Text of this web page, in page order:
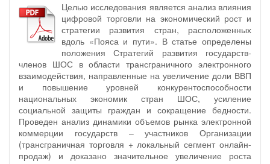
Целью исследования является анализ влияния
цифровой торговли на экономический рост и
стратегии развития стран, расположенных
вдоль «Пояса и пути». В статье определены
положения Стратегий развития государств-
членов ШОС в области трансграничного электронного
взаимодействия, направленные на увеличение доли ВВП
и повышение уровней конкурентоспособности
национальных экономик стран ШОС, усиление
социальной защиты граждан и сокращение бедности.
Проведен анализ динамики объемов рынка электронной
коммерции государств – участников Организации
(трансграничная торговля + локальный сегмент онлайн-
продаж) и доказано значительное увеличение роста